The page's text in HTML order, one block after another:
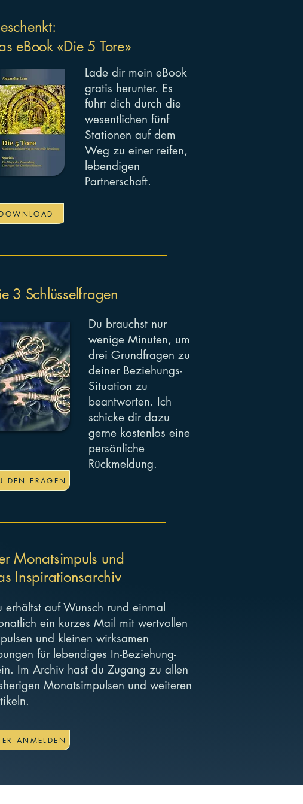
eBook «Die 5 Tore»
Lade dir mein eBook
gratis herunter. Es
führt dich durch die
wesentlichen fünf
Stationen auf dem
Weg zu einer reifen,
lebendigen
Partnerschaft.
DOWNLOAD
3 Schlüsselfragen
DEN FRAGEN
Du brauchst nur
wenige Minuten, um
drei Grundfragen zu
deiner Beziehungs-
Situation zu
beantworten. Ich
schicke dir dazu
gerne kostenlos eine
persönliche
Rückmeldung.
Monatsimpuls und
Inspirationsarchiv
erhältst auf Wunsch rund einmal
ein kurzes Mail mit wertvollen
und kleinen wirksamen
für lebendiges In-Beziehung-
Im Archiv hast du Zugang zu allen
Monatsimpulsen und weiteren
ANMELDEN